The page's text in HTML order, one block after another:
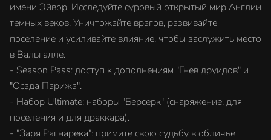
имени Эйвор. Исследуйте суровый открытый мир Англии
темных веков. Уничтожайте врагов, развивайте
поселение и усиливайте влияние, чтобы заслужить место
в Вальгалле.
- Season Pass: доступ к дополнениям "Гнев друидов" и
"Осада Парижа".
- Набор Ultimate: наборы "Берсерк" (снаряжение, для
поселения и для драккара).
- "Заря Рагнарёка": примите свою судьбу в обличье